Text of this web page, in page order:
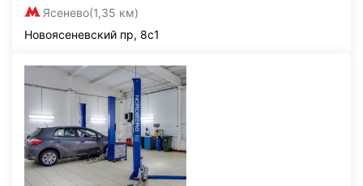
Ясенево(1,35 км)
Новоясеневский пр, 8с1